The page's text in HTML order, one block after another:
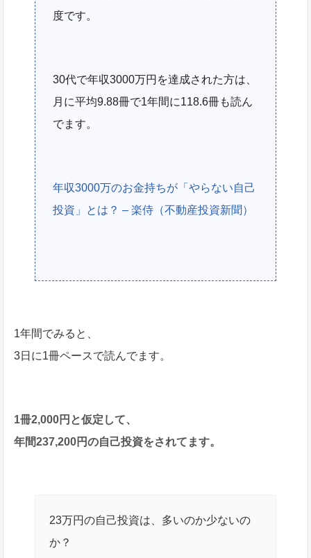
度です。
30代で年収3000万円を達成された方は、
月に平均9.88冊で1年間に118.6冊も読ん
でます。
年収3000万のお金持ちが「やらない自己
投資」とは？ – 楽侍（不動産投資新聞）
1年間でみると、
3日に1冊ペースで読んでます。
1冊2,000円と仮定して、
年間237,200円の自己投資をされてます。
23万円の自己投資は、多いのか少ないの
か？